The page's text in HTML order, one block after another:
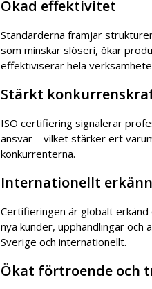
Ökad effektivitet
Standarderna främjar
som minskar slöseri, ökar
effektiviserar hela
Stärkt
ISO certifiering signalerar
ansvar – vilket stärker ert
konkurrenterna.
Internationellt
Certifieringen är globalt
nya kunder, upphandlingar och
Sverige och internationellt.
Ökat förtroende och